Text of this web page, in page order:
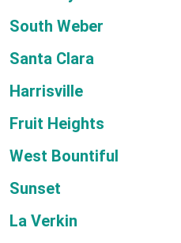
South Weber
Santa Clara
Harrisville
Fruit Heights
West Bountiful
Sunset
La Verkin